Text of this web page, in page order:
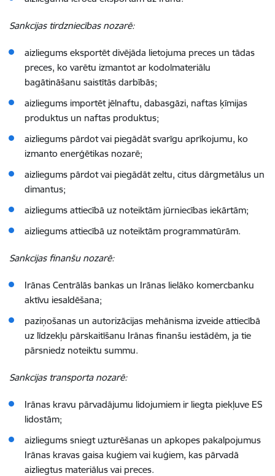
Sankcijas tirdzniecības nozarē:
aizliegums eksportēt divējāda lietojuma preces un tādas
preces, ko varētu izmantot ar kodolmateriālu
bagātināšanu saistītās darbībās;
aizliegums importēt jēlnaftu, dabasgāzi, naftas ķīmijas
produktus un naftas produktus;
aizliegums pārdot vai piegādāt svarīgu aprīkojumu, ko
izmanto enerģētikas nozarē;
aizliegums pārdot vai piegādāt zeltu, citus dārgmetālus un
dimantus;
aizliegums attiecībā uz noteiktām jūrniecības iekārtām;
aizliegums attiecībā uz noteiktām programmatūrām.
Sankcijas finanšu nozarē:
Irānas Centrālās bankas un Irānas lielāko komercbanku
aktīvu iesaldēšana;
paziņošanas un autorizācijas mehānisma izveide attiecībā
uz līdzekļu pārskaitīšanu Irānas finanšu iestādēm, ja tie
pārsniedz noteiktu summu.
Sankcijas transporta nozarē:
Irānas kravu pārvadājumu lidojumiem ir liegta piekļuve ES
lidostām;
aizliegums sniegt uzturēšanas un apkopes pakalpojumus
Irānas kravas gaisa kuģiem vai kuģiem, kas pārvadā
aizliegtus materiālus vai preces.